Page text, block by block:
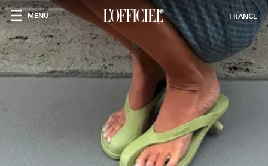
MENU FRANCE